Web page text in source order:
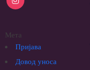
Мета
Пријава
Довод уноса